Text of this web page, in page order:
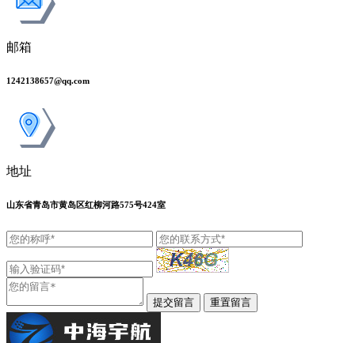
邮箱
1242138657@qq.com
地址
山东省青岛市黄岛区红柳河路575号424室